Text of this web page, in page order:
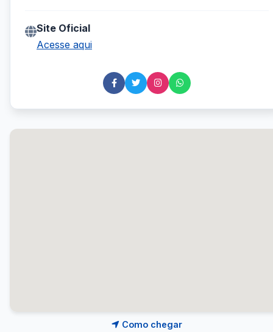
Site Oficial
Acesse aqui
Como chegar